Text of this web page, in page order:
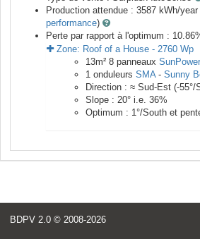
Production attendue : 3587 kWh/year
performance)
Perte par rapport à l'optimum : 10.86
Zone: Roof of a House - 2760 Wp
13m² 8 panneaux SunPower
1 onduleurs SMA- Sunny
Direction : ≈ Sud-Est (-55°/
Slope : 20° i.e. 36%
Optimum : 1°/South et
BDPV 2.0 © 2008-2026